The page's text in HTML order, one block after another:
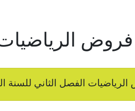
فروض الرياضيات
الفصل الثاني للسنة